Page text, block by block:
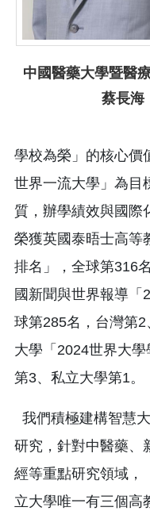
中國醫藥大學暨醫
蔡長海
學校為榮」的核心價
世界一流大學」為目
質，辦學績效與國際
榮獲英國泰晤士高等
排名」，全球第316
國新聞與世界報導「
球第285名，台灣第
大學「2024世界大
第3、私立大學第1。
我們積極建構智慧
研究，針對中醫藥、
經等重點研究領域，
立大學唯一有三個高